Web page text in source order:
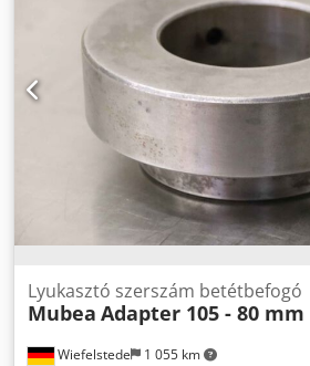
Wiefelstede 1 055 km
Lyukasztó szerszám betétbefogó
Mubea Adapter 105 - 80 mm